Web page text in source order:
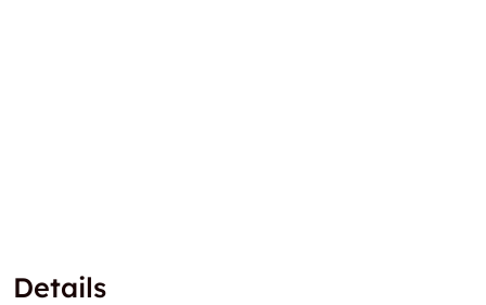
Details